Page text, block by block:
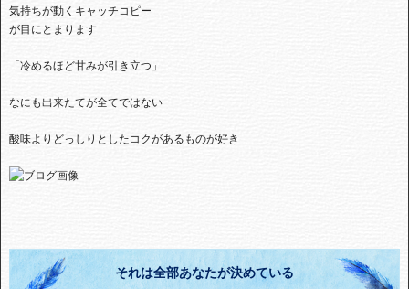
気持ちが動くキャッチコピー
が目にとまります
「冷めるほど甘みが引き立つ」
なにも出来たてが全てではない
酸味よりどっしりとしたコクがあるものが好き
それは全部あなたが決めている